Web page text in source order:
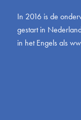
In 2016 is de
gestart in
in het Engels als